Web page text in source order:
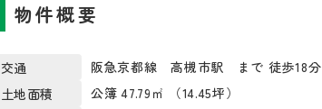
物件概要
交通 阪急京都線 高槻市駅 まで 徒歩18分
土地面積
公簿 47.79㎡ （14.45坪）